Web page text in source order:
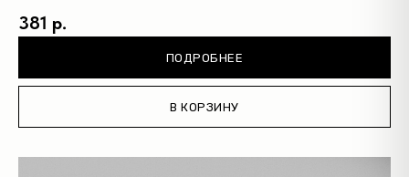
381 р.
ПОДРОБНЕЕ
В КОРЗИНУ